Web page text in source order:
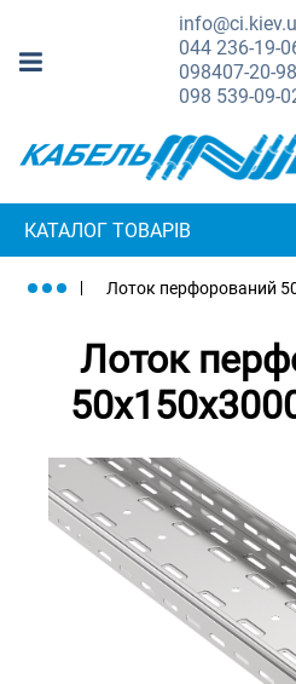
044236-19-
098407-20-
098 539-09-
КАТАЛОГ ТОВАРІВ
Лоток перфорований
Лоток